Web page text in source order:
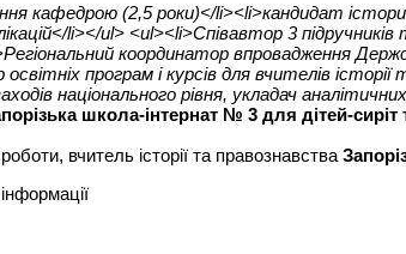
кафедрою (2,5 роки)</li><li>кандидат
li></ul> <ul><li>Співавтор 3
координатор впровадження
програм і курсів для вчителів історії
національного рівня, укладач
школа-інтернат № 3 для дітей-сиріт
вчитель історії та правознавства